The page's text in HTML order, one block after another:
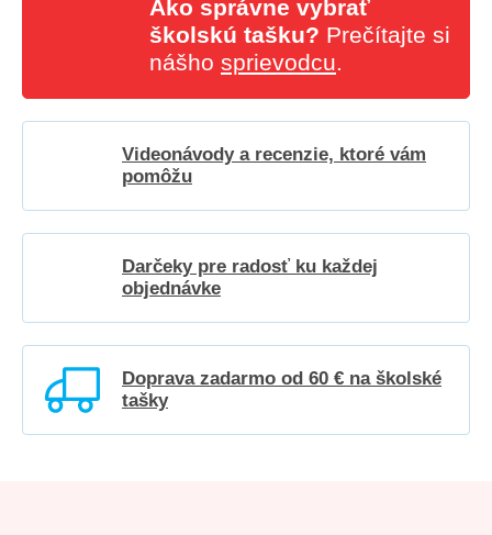
Ako správne vybrať
školskú tašku? Prečítajte si
nášho sprievodcu.
Videonávody a recenzie, ktoré vám
pomôžu
Darčeky pre radosť ku každej
objednávke
Doprava zadarmo od 60 € na školské
tašky